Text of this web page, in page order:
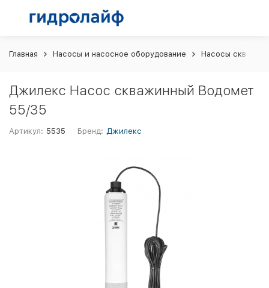
Главная Насосы и насосное оборудование Насосы
Джилекс Насос скважинный Водомет
55/35
Артикул: 5535 Бренд: Джилекс